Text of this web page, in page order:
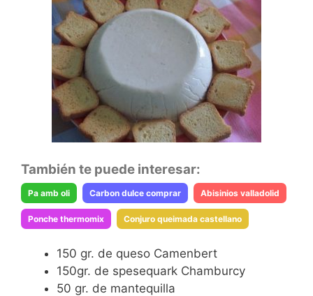
También te puede interesar:
Pa amb oli Carbon dulce comprar Abisinios valladolid
Ponche thermomix Conjuro queimada castellano
150 gr. de queso Camenbert
150gr. de spesequark Chamburcy
50 gr. de mantequilla